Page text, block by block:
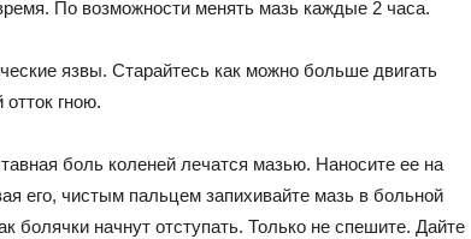
По возможности менять мазь каждые 2 часа.
язвы. Старайтесь как можно больше двигать
гною.
боль коленей лечатся мазью. Наносите ее на
его, чистым пальцем запихивайте мазь в больной
болячки начнут отступать. Только не спешите. Дайте